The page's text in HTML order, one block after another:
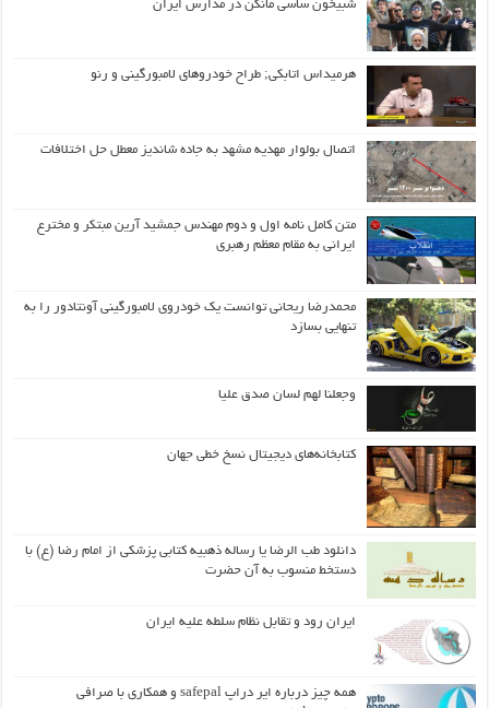
شبیخون ساسی مانکن در مدارس ایران
هرمیداس اتابکی; طراح خودروهای لامبورگینی و رنو
اتصال بولوار مهدیه مشهد به جاده شاندیز معطل حل اختلافات
متن کامل نامه اول و دوم مهندس جمشید آرین مبتکر و مخترع
ایرانی به مقام معظم رهبری
محمدرضا ریحانی توانست یک خودروی لامبورگینی آونتادور را به
تنهایی بسازد
وجعلنا لهم لسان صدق علیا
کتابخانه‌های دیجیتال نسخ خطی جهان
دانلود طب الرضا یا رساله‌ ذهبیه کتابی پزشکی از امام رضا (ع) با
دستخط منسوب به آن حضرت
ایران رود و تقابل نظام سلطه علیه ایران
همه چیز درباره ایر دراپ safepal و همکاری با صرافی